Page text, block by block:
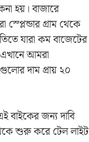
হয়। বাজারে
গ্রাম থেকে
যারা কম বাজেটের
আমরা
দাম প্রায় ২০
বাইকের জন্য দাবি
শুরু করে টেল লাইট